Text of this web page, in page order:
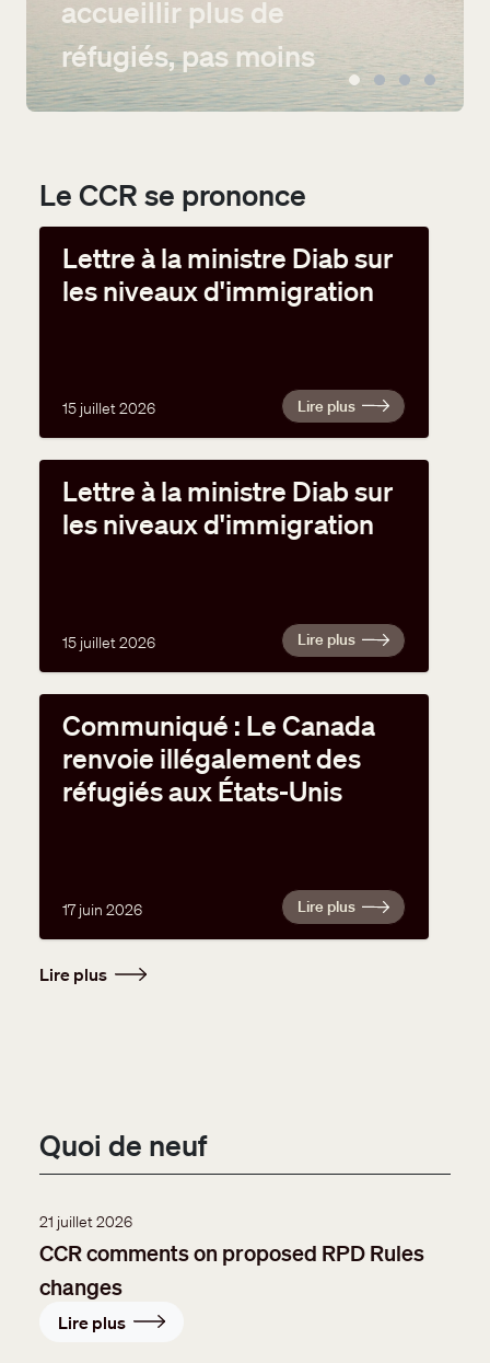
accueillir plus de
réfugiés, pas moins
Le CCR se prononce
Lettre à la ministre Diab sur
les niveaux d'immigration
15 juillet 2026 Lire plus
Lettre à la ministre Diab sur
les niveaux d'immigration
15 juillet 2026 Lire plus
Communiqué : Le Canada
renvoie illégalement des
réfugiés aux États-Unis
17 juin 2026 Lire plus
Lire plus
Quoi de neuf
21 juillet 2026
CCR comments on proposed RPD Rules
changes
Lire plus